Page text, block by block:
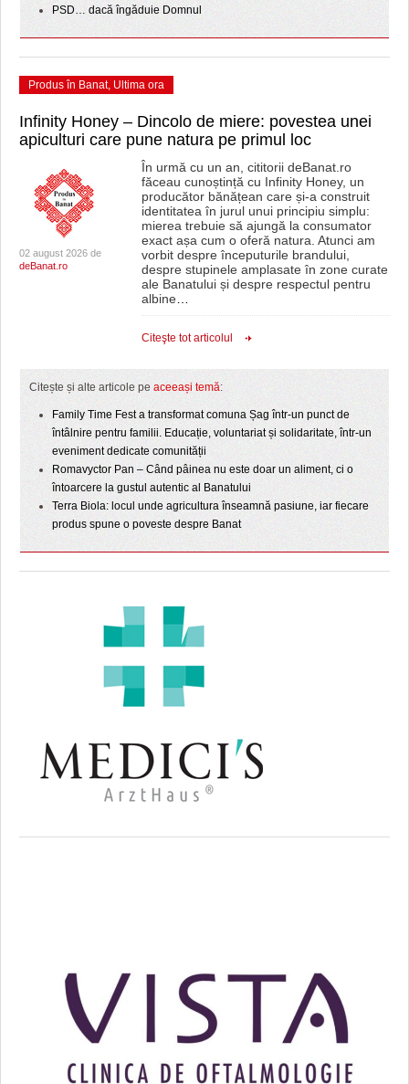
PSD… dacă îngăduie Domnul
Produs în Banat, Ultima ora
Infinity Honey – Dincolo de miere: povestea unei
apiculturi care pune natura pe primul loc
02 august 2026 de
deBanat.ro
În urmă cu un an, cititorii deBanat.ro
făceau cunoștință cu Infinity Honey, un
producător bănățean care și-a construit
identitatea în jurul unui principiu simplu:
mierea trebuie să ajungă la consumator
exact așa cum o oferă natura. Atunci am
vorbit despre începuturile brandului,
despre stupinele amplasate în zone curate
ale Banatului și despre respectul pentru
albine…
Citeşte tot articolul
Citește și alte articole pe aceeași temă:
Family Time Fest a transformat comuna Șag într-un punct de
întâlnire pentru familii. Educație, voluntariat și solidaritate, într-un
eveniment dedicate comunității
Romavyctor Pan – Când pâinea nu este doar un aliment, ci o
întoarcere la gustul autentic al Banatului
Terra Biola: locul unde agricultura înseamnă pasiune, iar fiecare
produs spune o poveste despre Banat